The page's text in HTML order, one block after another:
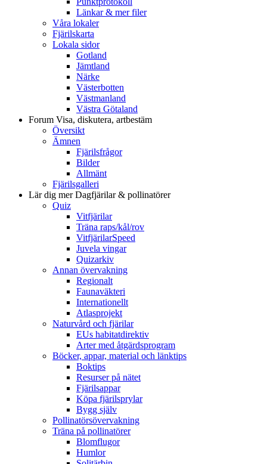
Länkar & mer filer
Våra lokaler
Fjärilskarta
Lokala sidor
Gotland
Jämtland
Närke
Västerbotten
Västmanland
Västra Götaland
Forum Visa, diskutera, artbestäm
Översikt
Ämnen
Fjärilsfrågor
Bilder
Allmänt
Fjärilsgalleri
Lär dig merDagfjärilar & pollinatörer
Quiz
Vitfjärilar
Träna raps/kål/rov
VitfjärilarSpeed
Juvela vingar
Quizarkiv
Annan övervakning
Regionalt
Faunaväkteri
Internationellt
Atlasprojekt
Naturvård och fjärilar
EUs habitatdirektiv
Arter med åtgärdsprogram
Böcker, appar, material och länktips
Boktips
Resurser på nätet
Fjärilsappar
Köpa fjärilsprylar
Bygg själv
Pollinatörsövervakning
Träna på pollinatörer
Blomflugor
Humlor